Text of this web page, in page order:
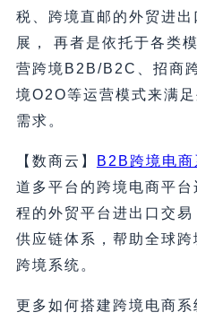
税、跨境直邮的外贸进
展， 再者是依托于各类
营跨境B2B/B2C、招商
境O2O等运营模式来满
需求。
【数商云】 B2B跨境电商
道多平台的跨境电商平
程的外贸平台进出口交
供应链体系，帮助全球
跨境系统。
更多如何搭建跨境电商